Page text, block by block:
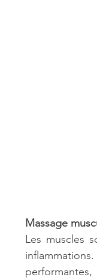
Massage
Les muscles